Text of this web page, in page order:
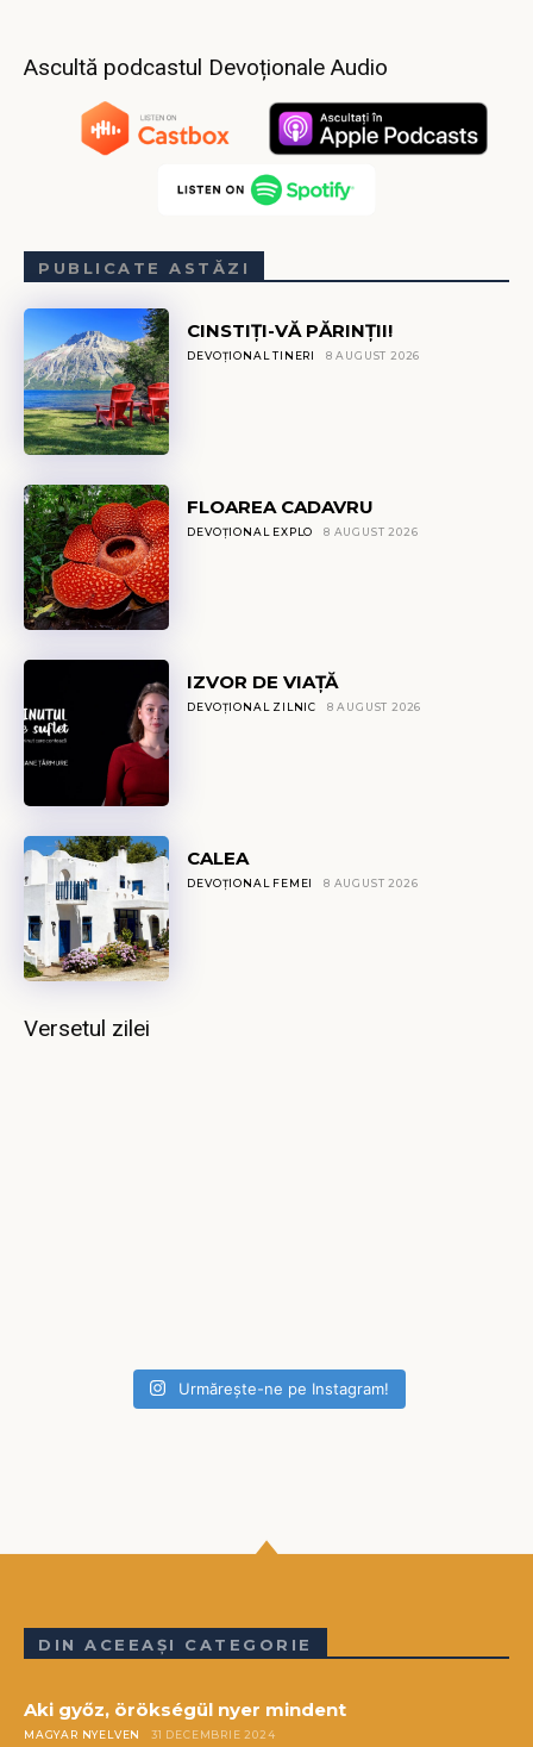
Ascultă podcastul Devoționale Audio
PUBLICATE ASTĂZI
CINSTIȚI-VĂ PĂRINȚII!
DEVOȚIONAL TINERI 8 AUGUST 2026
FLOAREA CADAVRU
DEVOȚIONAL EXPLO 8 AUGUST 2026
IZVOR DE VIAȚĂ
DEVOȚIONAL ZILNIC 8 AUGUST 2026
CALEA
DEVOȚIONAL FEMEI 8 AUGUST 2026
Versetul zilei
Urmărește-ne pe Instagram!
DIN ACEEAȘI CATEGORIE
Aki győz, örökségül nyer mindent
MAGYAR NYELVEN 31 DECEMBRIE 2024